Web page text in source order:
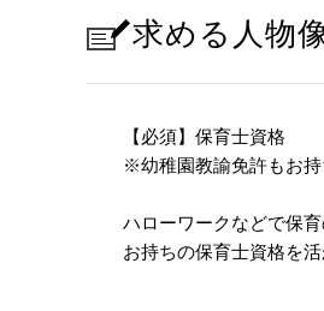
求める人物
【必須】保育士資格
※幼稚園教諭免許もお
ハローワークなどで保
お持ちの保育士資格を